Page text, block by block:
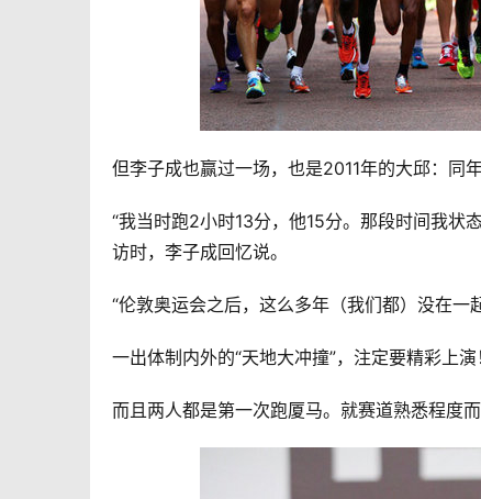
但李子成也赢过一场，也是2011年的大邱：同
“我当时跑2小时13分，他15分。那段时间我
访时，李子成回忆说。
“伦敦奥运会之后，这么多年（我们都）没在一
一出体制内外的“天地大冲撞”，注定要精彩上演
而且两人都是第一次跑厦马。就赛道熟悉程度而